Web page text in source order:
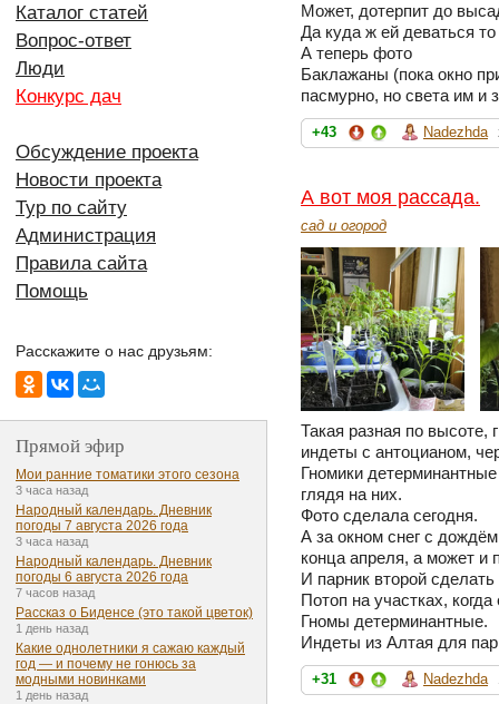
Может, дотерпит до
Да куда ж ей деваться то
А теперь фото
Баклажаны (пока окно
пасмурно, но света им и
+43 Nadezhda
А вот моя рассада.
сад и огород
Такая разная по высоте,
индеты с антоцианом,
Гномики
глядя на них.
Фото сделала сегодня.
А за окном снег с
конца апреля, а может и
И парник второй
Потоп на участках,
Гномы детерминантные.
Индеты из Алтая для
+31 Nadezhda
Каталог статей
Вопрос-ответ
Люди
Конкурс дач
Обсуждение проекта
Новости проекта
Тур по сайту
Администрация
Правила сайта
Помощь
Расскажите о нас друзьям:
Прямой эфир
Мои ранние томатики этого сезона
3 часа назад
Народный календарь. Дневник
погоды 7 августа 2026 года
3 часа назад
Народный календарь. Дневник
погоды 6 августа 2026 года
7 часов назад
Рассказ о Биденсе (это такой цветок)
1 день назад
Какие однолетники я сажаю каждый
год — и почему не гонюсь за
модными новинками
1 день назад